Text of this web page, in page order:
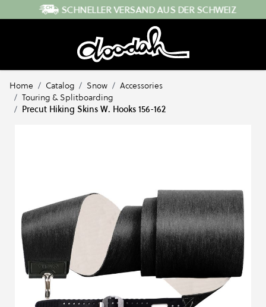
Direkt zum InhaltSCHNELLER VERSAND AUS DER SCHWEIZ
Home / Catalog / Snow / Accessories
/ Touring & Splitboarding
/ Precut Hiking Skins W. Hooks 156-162